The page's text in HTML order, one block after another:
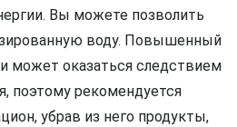
Вы можете позволить
воду. Повышенный
может оказаться следствием
поэтому рекомендуется
убрав из него продукты,